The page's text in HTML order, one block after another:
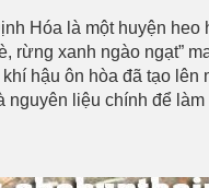
Hóa là một huyện
rừng xanh ngào ngạt”
hậu ôn hòa đã tạo
liệu chính để